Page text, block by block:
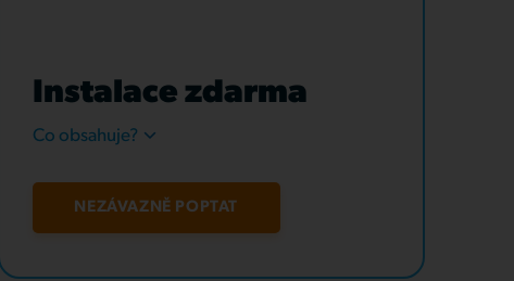
Instalace zdarma
Co obsahuje?
NEZÁVAZNĚ POPTAT